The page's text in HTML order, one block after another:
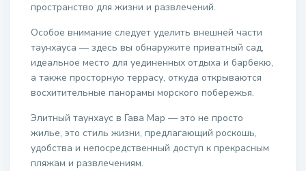
пространство для жизни и развлечений.
Особое внимание следует уделить внешней части
таунхауса — здесь вы обнаружите приватный сад,
идеальное место для уединенных отдыха и барбекю,
а также просторную террасу, откуда открываются
восхитительные панорамы морского побережья.
Элитный таунхаус в Гава Мар — это не просто
жилье, это стиль жизни, предлагающий роскошь,
удобства и непосредственный доступ к прекрасным
пляжам и развлечениям.